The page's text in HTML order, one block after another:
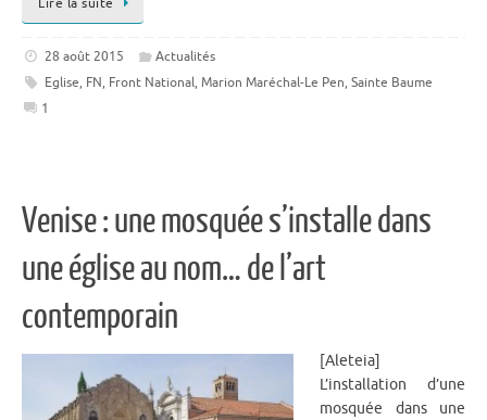
28 août 2015
Actualités
Eglise, FN, Front National, Marion Maréchal-Le Pen, Sainte Baume
1
Venise : une mosquée s’installe dans
une église au nom… de l’art
contemporain
[Aleteia]
L’installation d’une
mosquée dans une